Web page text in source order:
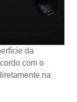
da
com o
na